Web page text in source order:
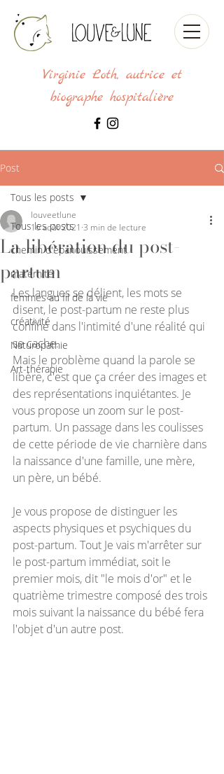
Virginie Loth, autrice et
biographe hospitalière
Post
Tous les posts
chemin d'épanouissement
maternité
femmes au fil de la vie
créativité
Naturopathie
Art-thérapie
Tous les posts
La libération du post-
partum
louveetlune
16 août 2021 3 min de lecture
Les langues se délient, les mots se
disent, le post-partum ne reste plus
confiné dans l'intimité d'une réalité qui
se cache.
Mais le problème quand la parole se
libère, c'est que ça créer des images et
des représentations inquiétantes. Je
vous propose un zoom sur le post-
partum. Un passage dans les coulisses
de cette période de vie charnière dans
la naissance d'une famille, une mère,
un père, un bébé.
Je vous propose de distinguer les
aspects physiques et psychiques du
post-partum. Tout Je vais m'arrêter sur
le post-partum immédiat, soit le
premier mois, dit "le mois d'or" et le
quatrième trimestre composé des trois
mois suivant la naissance du bébé fera
l'objet d'un autre post.